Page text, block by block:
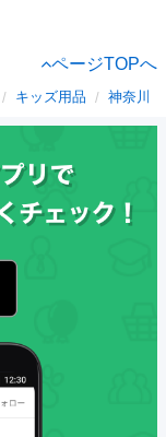
ページTOPへ
キッズ用品 神奈川